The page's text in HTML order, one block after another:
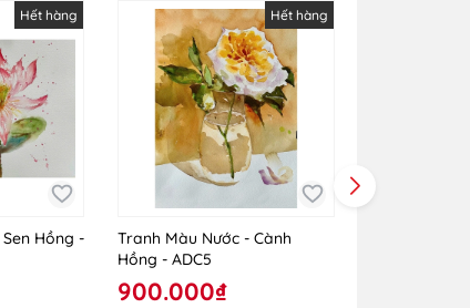
Hết hàng
Hồng -
Hết hàng
Tranh Màu Nước - Cành
Hồng - ADC5
900.000₫